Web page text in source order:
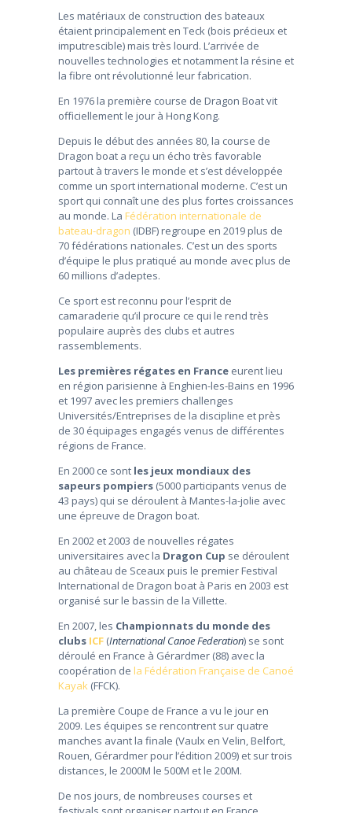
Les matériaux de construction des bateaux
étaient principalement en Teck (bois précieux et
imputrescible) mais très lourd. L’arrivée de
nouvelles technologies et notamment la résine et
la fibre ont révolutionné leur fabrication.
En 1976 la première course de Dragon Boat vit
officiellement le jour à Hong Kong.
Depuis le début des années 80, la course de
Dragon boat a reçu un écho très favorable
partout à travers le monde et s’est développée
comme un sport international moderne. C’est un
sport qui connaît une des plus fortes croissances
au monde. La Fédération internationale de
bateau-dragon (IDBF) regroupe en 2019 plus de
70 fédérations nationales. C’est un des sports
d’équipe le plus pratiqué au monde avec plus de
60 millions d’adeptes.
Ce sport est reconnu pour l’esprit de
camaraderie qu’il procure ce qui le rend très
populaire auprès des clubs et autres
rassemblements.
Les premières régates en France eurent lieu
en région parisienne à Enghien-les-Bains en 1996
et 1997 avec les premiers challenges
Universités/Entreprises de la discipline et près
de 30 équipages engagés venus de différentes
régions de France.
En 2000 ce sont les jeux mondiaux des
sapeurs pompiers (5000 participants venus de
43 pays) qui se déroulent à Mantes-la-jolie avec
une épreuve de Dragon boat.
En 2002 et 2003 de nouvelles régates
universitaires avec la Dragon Cup se déroulent
au château de Sceaux puis le premier Festival
International de Dragon boat à Paris en 2003 est
organisé sur le bassin de la Villette.
En 2007, les Championnats du monde des
clubs ICF (International Canoe Federation) se sont
déroulé en France à Gérardmer (88) avec la
coopération de la Fédération Française de Canoé
Kayak (FFCK).
La première Coupe de France a vu le jour en
2009. Les équipes se rencontrent sur quatre
manches avant la finale (Vaulx en Velin, Belfort,
Rouen, Gérardmer pour l’édition 2009) et sur trois
distances, le 2000M le 500M et le 200M.
De nos jours, de nombreuses courses et